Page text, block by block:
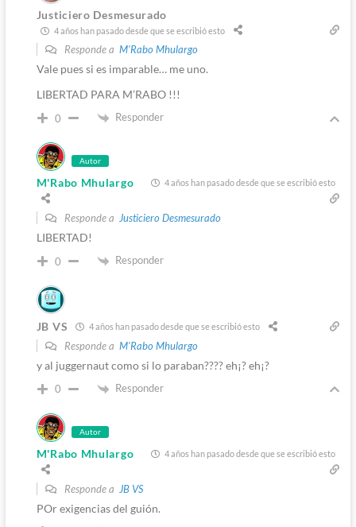
Justiciero Desmesurado
4 años han pasado desde que se escribió esto
Responde a M'Rabo Mhulargo
Vale pues si es imparable… me uno.
LIBERTAD PARA M’RABO !!!
0 Responder
Autor
M'Rabo Mhulargo 4 años han pasado desde que se escribió esto
Responde a Justiciero Desmesurado
LIBERTAD!
0 Responder
JB VS 4 años han pasado desde que se escribió esto
Responde a M'Rabo Mhulargo
y al juggernaut como si lo paraban???? eh¡? eh¡?
0 Responder
Autor
M'Rabo Mhulargo 4 años han pasado desde que se escribió esto
Responde a JB VS
POr exigencias del guión.